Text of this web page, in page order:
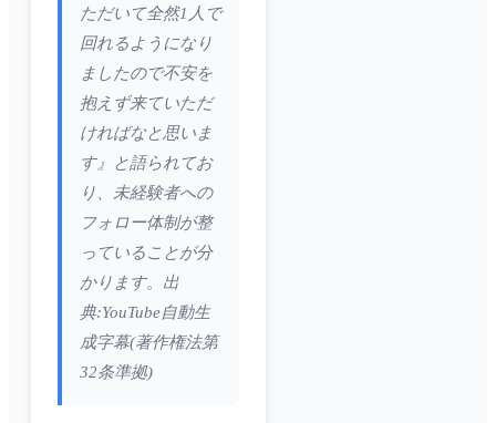
ただいて全然1人で
回れるようになり
ましたので不安を
抱えず来ていただ
ければなと思いま
す』と語られてお
り、未経験者への
フォロー体制が整
っていることが分
かります。出
典:YouTube自動生
成字幕(著作権法第
32条準拠)